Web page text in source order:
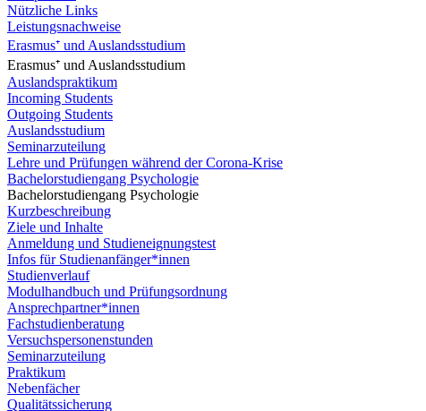
Nützliche Links
Leistungsnachweise
Erasmus⁺ und Auslandsstudium
Erasmus⁺ und Auslandsstudium
Auslandspraktikum
Incoming Students
Outgoing Students
Auslandsstudium
Seminarzuteilung
Lehre und Prüfungen während der Corona-Krise
Bachelorstudiengang Psychologie
Bachelorstudiengang Psychologie
Kurzbeschreibung
Ziele und Inhalte
Anmeldung und Studieneignungstest
Infos für Studienanfänger*innen
Studienverlauf
Modulhandbuch und Prüfungsordnung
Ansprechpartner*innen
Fachstudienberatung
Versuchspersonenstunden
Seminarzuteilung
Praktikum
Nebenfächer
Qualitätssicherung